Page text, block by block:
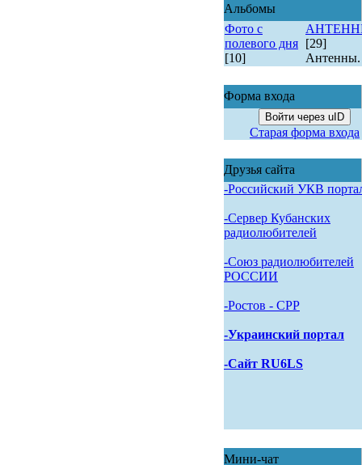
Альбомы
Фото с
полевого дня
[10]
[29]
Антенны.
Форма входа
Войти через uID
Старая форма входа
Друзья сайта
-Российский УКВ
-Сервер Кубанских
радиолюбителей
-Союз радиолюбителей
РОССИИ
-Pостов - CPP
-Украинский портал
-Сайт RU6LS
Мини-чат